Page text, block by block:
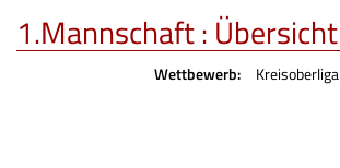
1.Mannschaft : Übersicht
Wettbewerb: Kreisoberliga